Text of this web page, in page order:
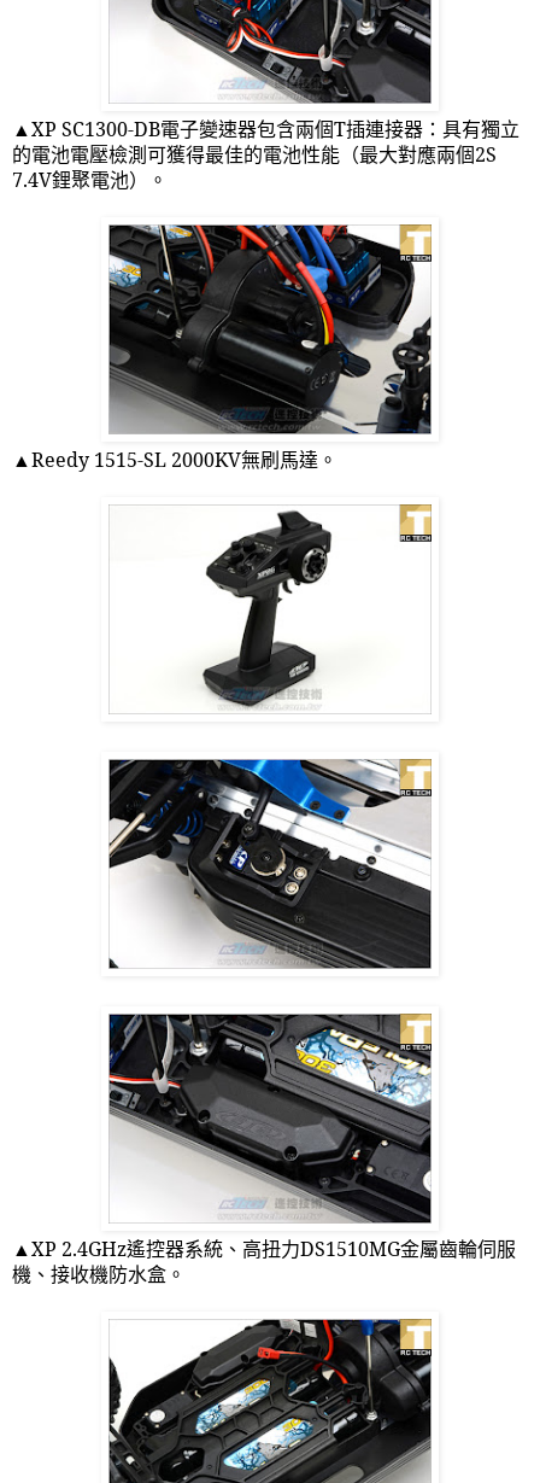
▲XP SC1300-DB電子變速器包含兩個T插連接器：具有獨立
的電池電壓檢測可獲得最佳的電池性能（最大對應兩個2S
7.4V鋰聚電池）。
▲Reedy 1515-SL 2000KV無刷馬達。
▲XP 2.4GHz遙控器系統、高扭力DS1510MG金屬齒輪伺服
機、接收機防水盒。